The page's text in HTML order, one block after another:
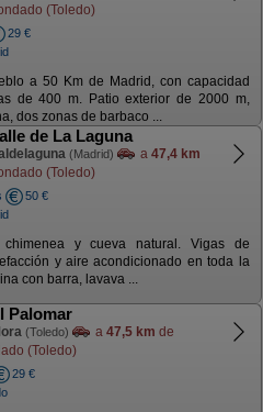
(Toledo)
29 €
a 50 Km de Madrid, con capacidad
de 400 m. Patio exterior de 2000 m,
dos zonas de barbaco ...
de La Laguna
(Madrid) a 47,4 km
(Toledo)
50 €
y cueva natural. Vigas de
y aire acondicionado en toda la
con barra, lavava ...
Palomar
(Toledo) a 47,5 km de
(Toledo)
29 €